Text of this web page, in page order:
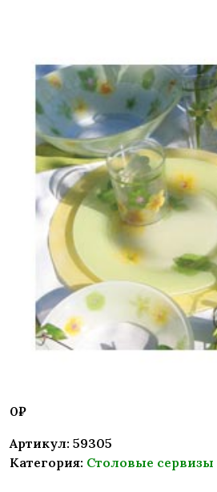
0₽
Артикул: 59305
Категория: Столовые сервизы